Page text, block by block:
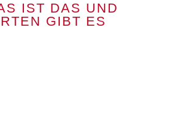
IST DAS UND
GIBT ES